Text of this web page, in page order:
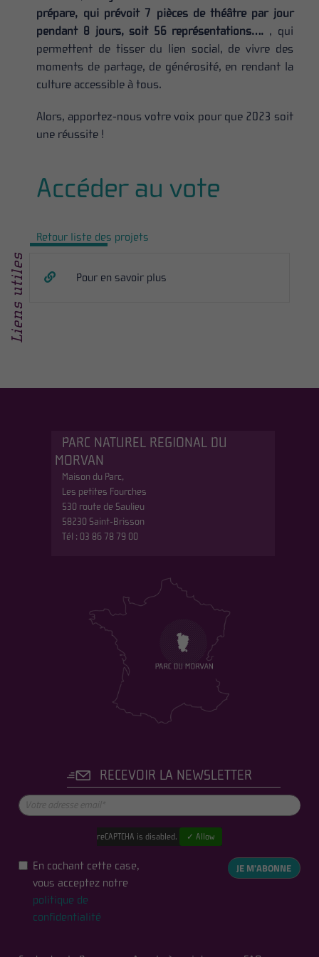
Liens utiles Pour en savoir plus
prépare, qui prévoit 7 pièces de théâtre par jour
pendant 8 jours, soit 56 représentations…. , qui
permettent de tisser du lien social, de vivre des
moments de partage, de générosité, en rendant la
culture accessible à tous.
Alors, apportez-nous votre voix pour que 2023 soit
une réussite !
Accéder au vote
Retour liste des projets
PARC NATUREL REGIONAL DU
MORVAN
Maison du Parc,
Les petites Fourches
530 route de Saulieu
58230 Saint-Brisson
Tél : 03 86 78 79 00
RECEVOIR LA NEWSLETTER
reCAPTCHA is disabled. ✓ Allow
En cochant cette case,
vous acceptez notre
politique de
confidentialité
JE M'ABONNE